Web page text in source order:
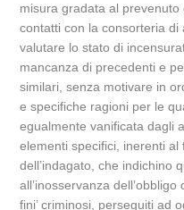
misura gradata al
contatti con la consorteria
valutare lo stato di
mancanza di precedenti e
similari, senza motivare in
e specifiche ragioni per le
egualmente vanificata dagli
elementi specifici, inerenti al
dell’indagato, che indichino
all’inosservanza
fini’ criminosi, perseguiti ad